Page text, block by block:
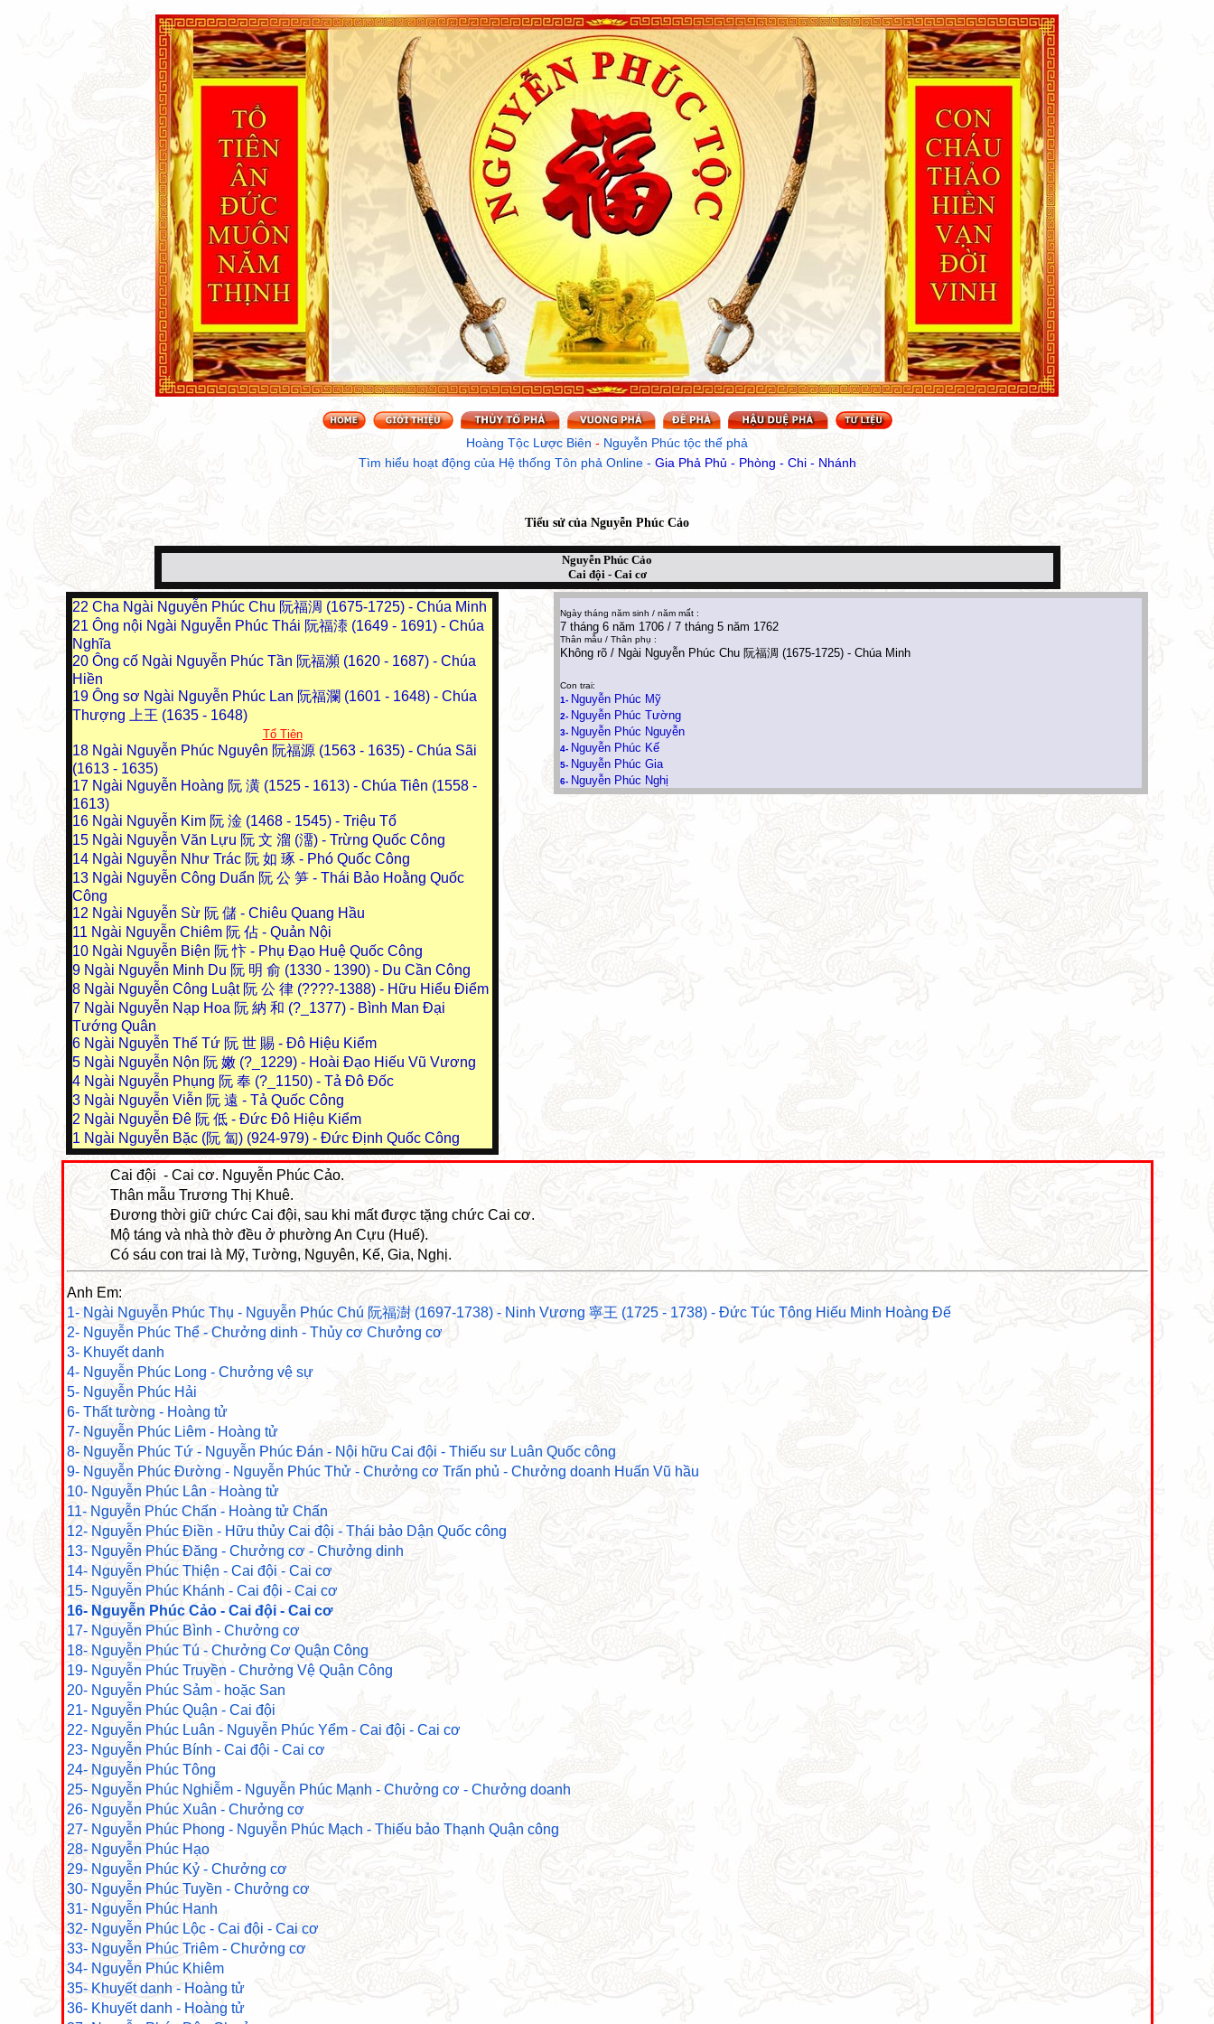
Hoàng Tộc Lược Biên - Nguyễn Phúc tộc thế phả
Tìm hiểu hoạt động của Hệ thống Tôn phả Online - Gia Phả Phủ - Phòng - Chi - Nhánh
Tiểu sử của Nguyễn Phúc Cảo
Nguyễn Phúc Cảo
Cai đội - Cai cơ
22 Cha Ngài Nguyễn Phúc Chu 阮福淍 (1675-1725) - Chúa Minh
21 Ông nội Ngài Nguyễn Phúc Thái 阮福溙 (1649 - 1691) - Chúa
Nghĩa
20 Ông cố Ngài Nguyễn Phúc Tần 阮福瀕 (1620 - 1687) - Chúa
Hiền
19 Ông sơ Ngài Nguyễn Phúc Lan 阮福瀾 (1601 - 1648) - Chúa
Thượng 上王 (1635 - 1648)
Tổ Tiên
18 Ngài Nguyễn Phúc Nguyên 阮福源 (1563 - 1635) - Chúa Sãi
(1613 - 1635)
17 Ngài Nguyễn Hoàng 阮 潢 (1525 - 1613) - Chúa Tiên (1558 -
1613)
16 Ngài Nguyễn Kim 阮 淦 (1468 - 1545) - Triệu Tổ
15 Ngài Nguyễn Văn Lựu 阮 文 溜 (澑) - Trừng Quốc Công
14 Ngài Nguyễn Như Trác 阮 如 琢 - Phó Quốc Công
13 Ngài Nguyễn Công Duẩn 阮 公 笋 - Thái Bảo Hoằng Quốc
Công
12 Ngài Nguyễn Sừ 阮 儲 - Chiêu Quang Hầu
11 Ngài Nguyễn Chiêm 阮 佔 - Quản Nội
10 Ngài Nguyễn Biện 阮 忭 - Phụ Đạo Huệ Quốc Công
9 Ngài Nguyễn Minh Du 阮 明 俞 (1330 - 1390) - Du Cần Công
8 Ngài Nguyễn Công Luật 阮 公 律 (????-1388) - Hữu Hiểu Điểm
7 Ngài Nguyễn Nạp Hoa 阮 納 和 (?_1377) - Bình Man Đại
Tướng Quân
6 Ngài Nguyễn Thế Tứ 阮 世 賜 - Đô Hiệu Kiểm
5 Ngài Nguyễn Nộn 阮 嫩 (?_1229) - Hoài Đạo Hiếu Vũ Vương
4 Ngài Nguyễn Phụng 阮 奉 (?_1150) - Tả Đô Đốc
3 Ngài Nguyễn Viễn 阮 遠 - Tả Quốc Công
2 Ngài Nguyễn Đê 阮 低 - Đức Đô Hiệu Kiểm
1 Ngài Nguyễn Bặc (阮 匐) (924-979) - Đức Định Quốc Công
Ngày tháng năm sinh / năm mất :
7 tháng 6 năm 1706 / 7 tháng 5 năm 1762
Thân mẫu / Thân phụ :
Không rõ / Ngài Nguyễn Phúc Chu 阮福淍 (1675-1725) - Chúa Minh
Con trai:
1- Nguyễn Phúc Mỹ
2- Nguyễn Phúc Tường
3- Nguyễn Phúc Nguyễn
4- Nguyễn Phúc Kế
5- Nguyễn Phúc Gia
6- Nguyễn Phúc Nghị
Cai đội - Cai cơ. Nguyễn Phúc Cảo.
Thân mẫu Trương Thị Khuê.
Đương thời giữ chức Cai đội, sau khi mất được tặng chức Cai cơ.
Mộ táng và nhà thờ đều ở phường An Cựu (Huế).
Có sáu con trai là Mỹ, Tường, Nguyên, Kế, Gia, Nghị.
Anh Em:
1- Ngài Nguyễn Phúc Thụ - Nguyễn Phúc Chú 阮福澍 (1697-1738) - Ninh Vương 寧王 (1725 - 1738) - Đức Túc Tông Hiếu Minh Hoàng Đế
2- Nguyễn Phúc Thể - Chưởng dinh - Thủy cơ Chưởng cơ
3- Khuyết danh
4- Nguyễn Phúc Long - Chưởng vệ sự
5- Nguyễn Phúc Hải
6- Thất tường - Hoàng tử
7- Nguyễn Phúc Liêm - Hoàng tử
8- Nguyễn Phúc Tứ - Nguyễn Phúc Đán - Nội hữu Cai đội - Thiếu sư Luân Quốc công
9- Nguyễn Phúc Đường - Nguyễn Phúc Thử - Chưởng cơ Trấn phủ - Chưởng doanh Huấn Vũ hầu
10- Nguyễn Phúc Lân - Hoàng tử
11- Nguyễn Phúc Chấn - Hoàng tử Chấn
12- Nguyễn Phúc Điền - Hữu thủy Cai đội - Thái bảo Dận Quốc công
13- Nguyễn Phúc Đăng - Chưởng cơ - Chưởng dinh
14- Nguyễn Phúc Thiện - Cai đội - Cai cơ
15- Nguyễn Phúc Khánh - Cai đội - Cai cơ
16- Nguyễn Phúc Cảo - Cai đội - Cai cơ
17- Nguyễn Phúc Bình - Chưởng cơ
18- Nguyễn Phúc Tú - Chưởng Cơ Quận Công
19- Nguyễn Phúc Truyền - Chưởng Vệ Quận Công
20- Nguyễn Phúc Sảm - hoặc San
21- Nguyễn Phúc Quận - Cai đội
22- Nguyễn Phúc Luân - Nguyễn Phúc Yểm - Cai đội - Cai cơ
23- Nguyễn Phúc Bính - Cai đội - Cai cơ
24- Nguyễn Phúc Tông
25- Nguyễn Phúc Nghiễm - Nguyễn Phúc Mạnh - Chưởng cơ - Chưởng doanh
26- Nguyễn Phúc Xuân - Chưởng cơ
27- Nguyễn Phúc Phong - Nguyễn Phúc Mạch - Thiếu bảo Thạnh Quận công
28- Nguyễn Phúc Hạo
29- Nguyễn Phúc Kỷ - Chưởng cơ
30- Nguyễn Phúc Tuyền - Chưởng cơ
31- Nguyễn Phúc Hanh
32- Nguyễn Phúc Lộc - Cai đội - Cai cơ
33- Nguyễn Phúc Triêm - Chưởng cơ
34- Nguyễn Phúc Khiêm
35- Khuyết danh - Hoàng tử
36- Khuyết danh - Hoàng tử